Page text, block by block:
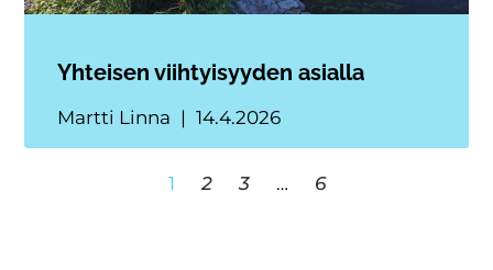
Yhteisen viihtyisyyden asialla
Martti Linna 14.4.2026
1 2 3 … 6